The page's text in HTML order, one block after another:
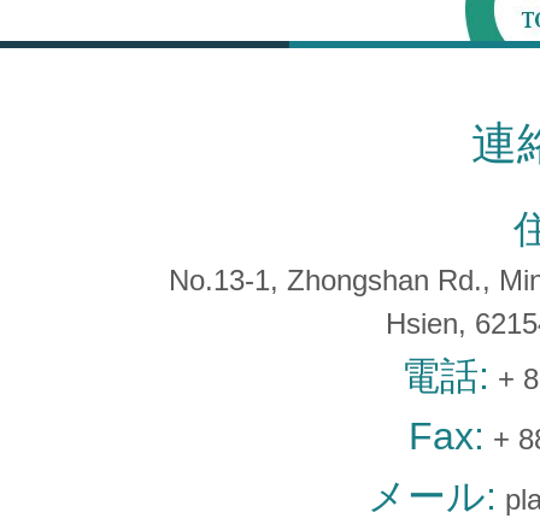
連
No.13-1, Zhongshan Rd.,
Hsien,
電話: +
Fax: +
メール: